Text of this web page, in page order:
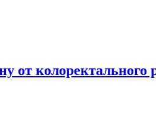
от колоректального